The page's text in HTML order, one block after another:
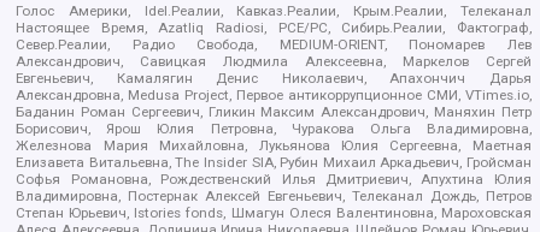
Голос Америки, Idel.Реалии, Кавказ.Реалии, Крым.Реалии, Телеканал
Настоящее Время, Azatliq Radiosi, PCE/PC, Сибирь.Реалии, Фактограф,
Север.Реалии, Радио Свобода, MEDIUM-ORIENT, Пономарев Лев
Александрович, Савицкая Людмила Алексеевна, Маркелов Сергей
Евгеньевич, Камалягин Денис Николаевич, Апахончич Дарья
Александровна, Medusa Project, Первое антикоррупционное СМИ, VTimes.io,
Баданин Роман Сергеевич, Гликин Максим Александрович, Маняхин Петр
Борисович, Ярош Юлия Петровна, Чуракова Ольга Владимировна,
Железнова Мария Михайловна, Лукьянова Юлия Сергеевна, Маетная
Елизавета Витальевна, The Insider SIA, Рубин Михаил Аркадьевич, Гройсман
Софья Романовна, Рождественский Илья Дмитриевич, Апухтина Юлия
Владимировна, Постернак Алексей Евгеньевич, Телеканал Дождь, Петров
Степан Юрьевич, Istories fonds, Шмагун Олеся Валентиновна, Мароховская